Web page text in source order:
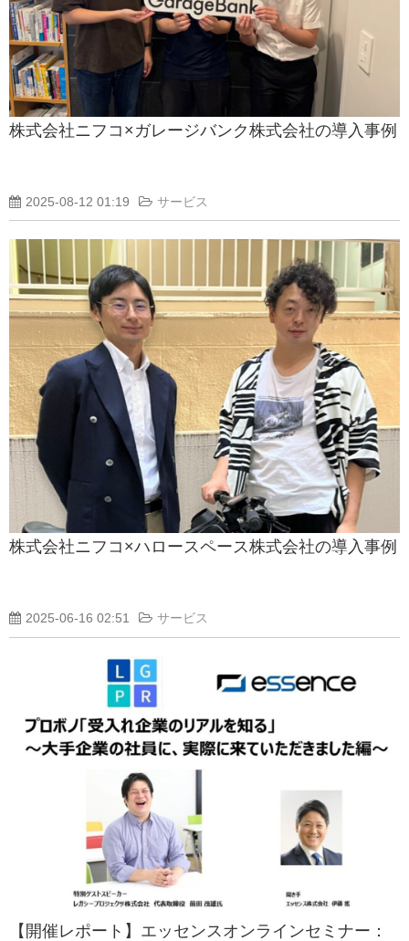
株式会社ニフコ×ガレージバンク株式会社の導入事例
2025-08-12 01:19 サービス
株式会社ニフコ×ハロースペース株式会社の導入事例
2025-06-16 02:51 サービス
【開催レポート】エッセンスオンラインセミナー：